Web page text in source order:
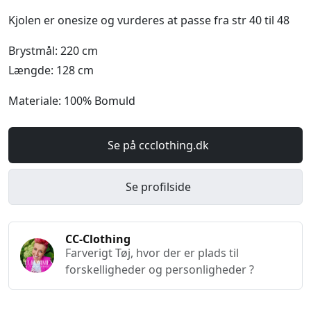
Kjolen er onesize og vurderes at passe fra str 40 til 48
Brystmål: 220 cm
Længde: 128 cm
Materiale: 100% Bomuld
Se på ccclothing.dk
Se profilside
CC-Clothing
Farverigt Tøj, hvor der er plads til
forskelligheder og personligheder ?